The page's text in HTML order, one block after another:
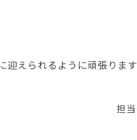
迎えられるように頑張りま
担